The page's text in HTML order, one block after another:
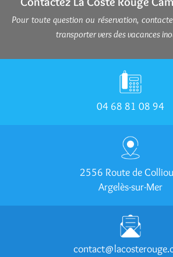
Pour toute question ou réservation,
transporter vers des vacances
04 68 81 08 94
2556 Route de
Argelès-sur-Mer